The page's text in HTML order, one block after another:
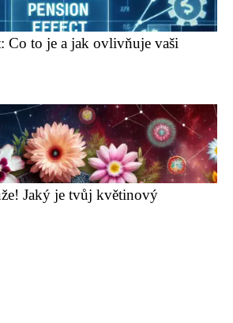
Co to je a jak ovlivňuje vaši
Jaký je tvůj květinový